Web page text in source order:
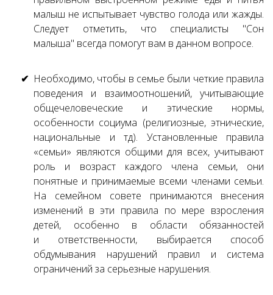
малыш не испытывает чувство голода или жажды.
Следует отметить, что специалисты "Сон
малыша" всегда помогут вам в данном вопросе.
Необходимо, чтобы в семье были четкие правила
поведения и взаимоотношений, учитывающие
общечеловеческие и этические нормы,
особенности социума (религиозные, этнические,
национальные и тд). Установленные правила
«семьи» являются общими для всех, учитывают
роль и возраст каждого члена семьи, они
понятные и принимаемые всеми членами семьи.
На семейном совете принимаются внесения
изменений в эти правила по мере взросления
детей, особенно в области обязанностей
и ответственности, выбирается способ
обдумывания нарушений правил и система
ограничений за серьезные нарушения.